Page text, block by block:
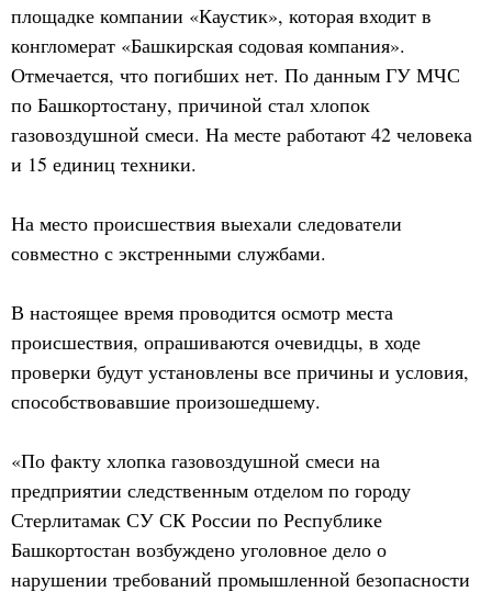
площадке компании «Каустик», которая входит в
конгломерат «Башкирская содовая компания».
Отмечается, что погибших нет. По данным ГУ МЧС
по Башкортостану, причиной стал хлопок
газовоздушной смеси. На месте работают 42 человека
и 15 единиц техники.
На место происшествия выехали следователи
совместно с экстренными службами.
В настоящее время проводится осмотр места
происшествия, опрашиваются очевидцы, в ходе
проверки будут установлены все причины и условия,
способствовавшие произошедшему.
«По факту хлопка газовоздушной смеси на
предприятии следственным отделом по городу
Стерлитамак СУ СК России по Республике
Башкортостан возбуждено уголовное дело о
нарушении требований промышленной безопасности